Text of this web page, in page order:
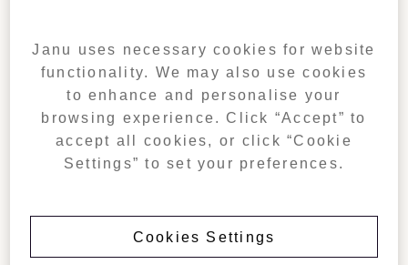
Janu uses necessary cookies for website
functionality. We may also use cookies
to enhance and personalise your
browsing experience. Click “Accept” to
accept all cookies, or click “Cookie
Settings” to set your preferences.
Cookies Settings